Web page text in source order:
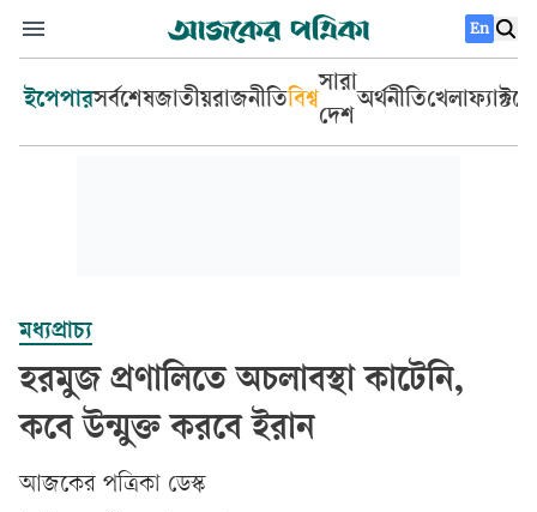
En
ইপেপারসর্বশেষজাতীয়রাজনীতিবিশ্ব
সারা
দেশ
অর্থনীতিখেলা
মধ্যপ্রাচ্য
হরমুজ প্রণালিতে অচলাবস্থা কাটেনি,
কবে উন্মুক্ত করবে ইরান
আজকের পত্রিকা ডেস্ক­